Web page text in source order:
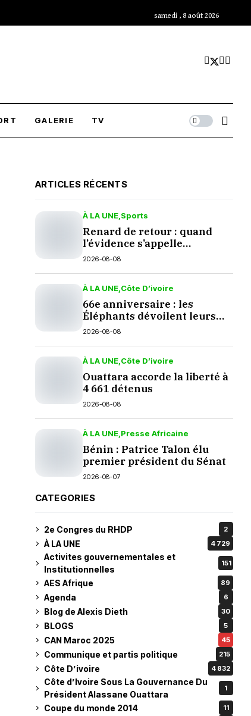
samedi , 8 août 2026
GALERIE TV
ARTICLES RÉCENTS
À LA UNE Sports
Renard de retour : quand
l’évidence s’appelle
palmarès
2026-08-08
À LA UNE Côte D’ivoire
66e anniversaire : les
Éléphants dévoilent leurs
nouveaux crocs à Yopougon
2026-08-08
À LA UNE Côte D’ivoire
Ouattara accorde la liberté à
4 661 détenus
2026-08-08
À LA UNE Presse Africaine
Bénin : Patrice Talon élu
premier président du Sénat
2026-08-07
CATEGORIES
2e Congres du RHDP 2
À LA UNE 4 729
Activites gouvernementales et
Institutionnelles
151
AES Afrique 89
Agenda 6
Blog de Alexis Dieth 30
BLOGS 5
CAN Maroc 2025 45
Communique et partis politique 215
Côte D’ivoire 4 832
Côte d’Ivoire Sous La Gouvernance Du
Président Alassane Ouattara
1
Coupe du monde 2014 11